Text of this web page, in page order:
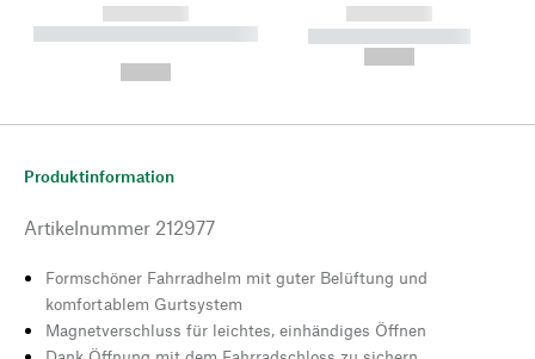
------------
----------- ----------- --------
------------
----------- -----------
Produktinformation
Artikelnummer 212977
Formschöner Fahrradhelm mit guter Belüftung und
komfortablem Gurtsystem
Magnetverschluss für leichtes, einhändiges Öffnen